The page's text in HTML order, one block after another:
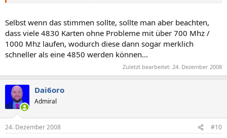
Selbst wenn das stimmen sollte, sollte man aber beachten,
dass viele 4830 Karten ohne Probleme mit über 700 Mhz /
1000 Mhz laufen, wodurch diese dann sogar merklich
schneller als eine 4850 werden können...
Zuletzt bearbeitet: 24. Dezember 2008
Dai6oro
Admiral
24. Dezember 2008 #10